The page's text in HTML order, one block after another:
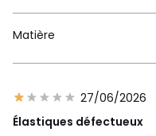
Matière
27/06/2026
Élastiques défectueux